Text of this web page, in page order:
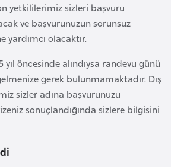
yetkililerimiz sizleri başvuru
ve başvurunuzun sorunsuz
yardımcı olacaktır.
yıl öncesinde alındıysa randevu günü
gerek bulunmamaktadır. Dış
sizler adına başvurunuzu
sonuçlandığında sizlere bilgisini